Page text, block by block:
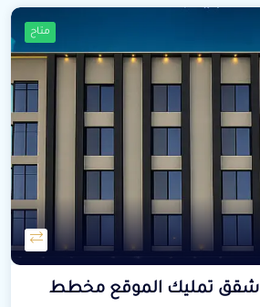
متاح
مشروع رقم1138 شقق تمليك الموقع مخطط